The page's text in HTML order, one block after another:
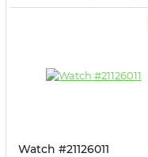
Watch #21126011